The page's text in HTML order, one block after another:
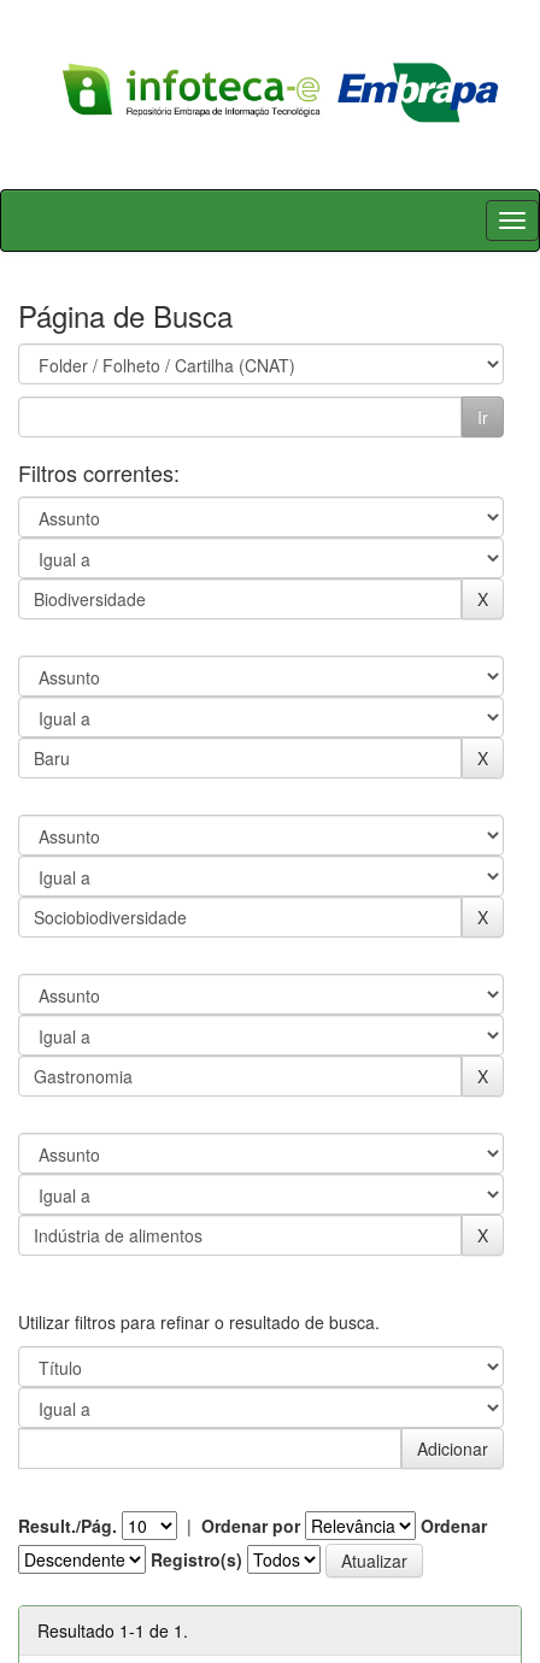
Skip
Página de Busca
Filtros correntes:
Utilizar filtros para refinar o resultado de busca.
Result./Pág. | Ordenar por
Ordenar
Registro(s)
Resultado 1-1 de 1.